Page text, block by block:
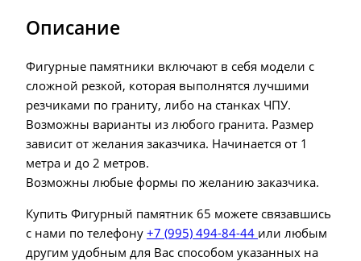
Описание
Фигурные памятники включают в себя модели с
сложной резкой, которая выполнятся лучшими
резчиками по граниту, либо на станках ЧПУ.
Возможны варианты из любого гранита. Размер
зависит от желания заказчика. Начинается от 1
метра и до 2 метров.
Возможны любые формы по желанию заказчика.
Купить Фигурный памятник 65 можете связавшись
с нами по телефону +7 (995) 494-84-44 или любым
другим удобным для Вас способом указанных на